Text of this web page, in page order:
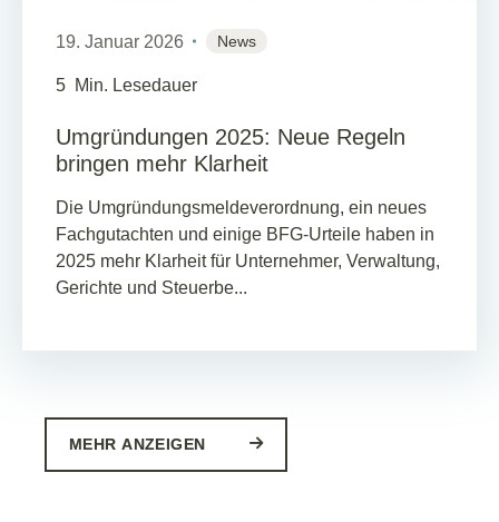
19. Januar 2026 News
5 Min. Lesedauer
Umgründungen 2025: Neue Regeln
bringen mehr Klarheit
Die Umgründungsmeldeverordnung, ein neues
Fachgutachten und einige BFG-Urteile haben in
2025 mehr Klarheit für Unternehmer, Verwaltung,
Gerichte und Steuerbe...
MEHR ANZEIGEN